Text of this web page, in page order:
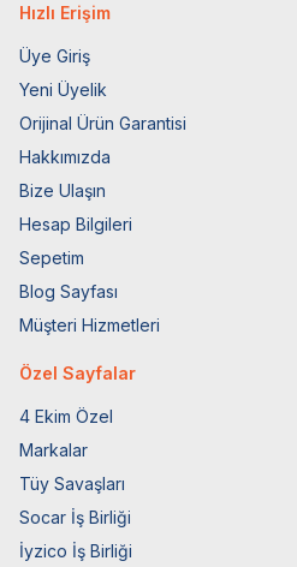
Hızlı Erişim
Üye Giriş
Yeni Üyelik
Orijinal Ürün Garantisi
Hakkımızda
Bize Ulaşın
Hesap Bilgileri
Sepetim
Blog Sayfası
Müşteri Hizmetleri
Özel Sayfalar
4 Ekim Özel
Markalar
Tüy Savaşları
Socar İş Birliği
İyzico İş Birliği